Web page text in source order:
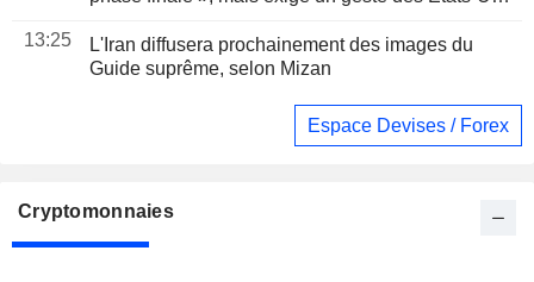
13:25
L'Iran diffusera prochainement des images du
Guide suprême, selon Mizan
Espace Devises / Forex
Cryptomonnaies